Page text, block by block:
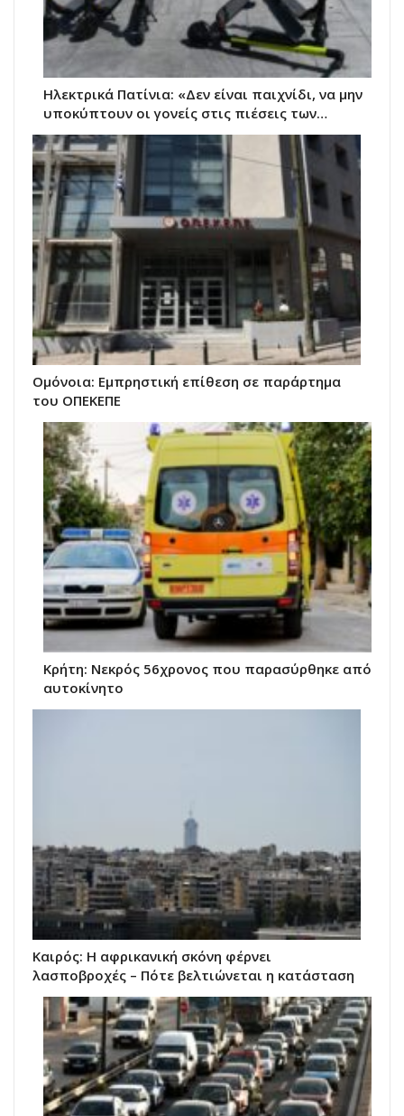
Ηλεκτρικά Πατίνια: «Δεν είναι παιχνίδι, να μην
υποκύπτουν οι γονείς στις πιέσεις των…
Ομόνοια: Εμπρηστική επίθεση σε παράρτημα
του ΟΠΕΚΕΠΕ
Κρήτη: Νεκρός 56χρονος που παρασύρθηκε από
αυτοκίνητο
Καιρός: Η αφρικανική σκόνη φέρνει
λασποβροχές – Πότε βελτιώνεται η κατάσταση